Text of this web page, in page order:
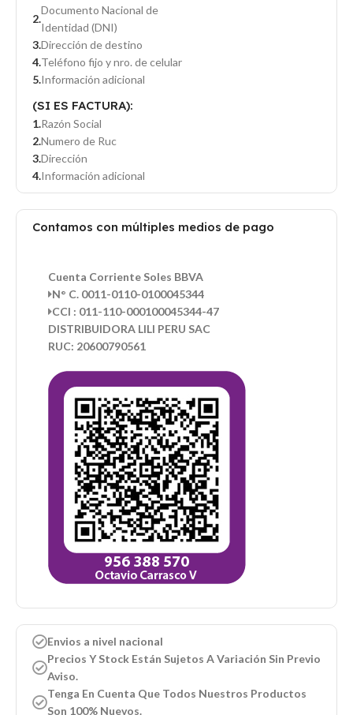
Documento Nacional de
Identidad (DNI)
Dirección de destino
Teléfono fijo y nro. de celular
Información adicional
(SI ES FACTURA):
Razón Social
Numero de Ruc
Dirección
Información adicional
Contamos con múltiples medios de pago
Cuenta Corriente Soles BBVA
N° C. 0011-0110-0100045344
CCI : 011-110-000100045344-47
DISTRIBUIDORA LILI PERU SAC
RUC: 20600790561
Envios a nivel nacional
Precios Y Stock Están Sujetos A Variación Sin Previo
Aviso.
Tenga En Cuenta Que Todos Nuestros Productos
Son 100% Nuevos.